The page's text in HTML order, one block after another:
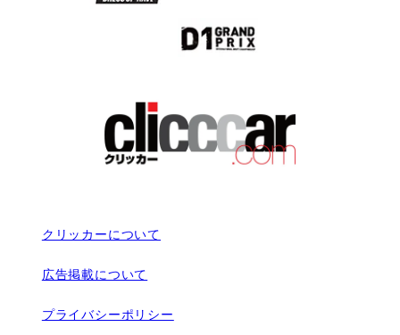
クリッカーについて
広告掲載について
プライバシーポリシー